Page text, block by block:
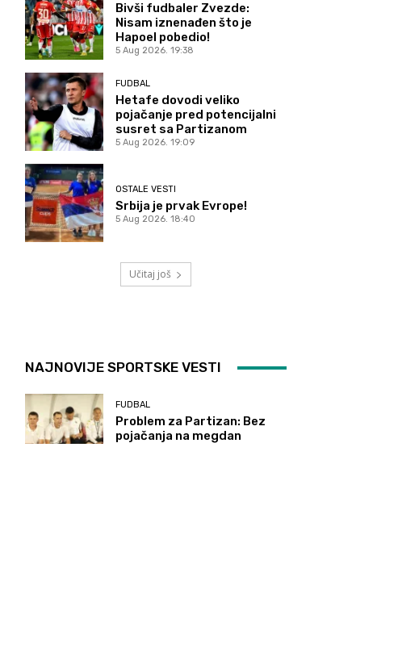
Bivši fudbaler Zvezde:
Nisam iznenađen što je
Hapoel pobedio!
5 Aug 2026. 19:38
FUDBAL
Hetafe dovodi veliko
pojačanje pred potencijalni
susret sa Partizanom
5 Aug 2026. 19:09
OSTALE VESTI
Srbija je prvak Evrope!
5 Aug 2026. 18:40
Učitaj još